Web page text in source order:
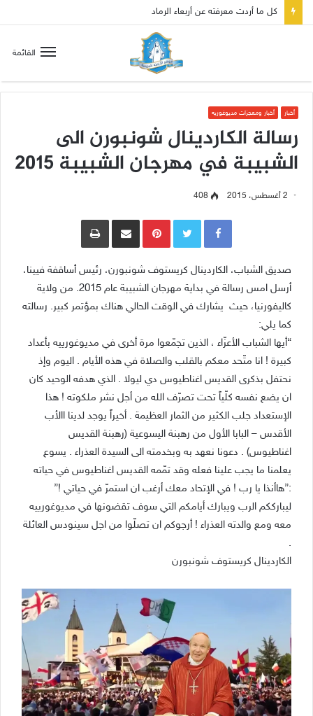
القائمة
أخبار أخبار ومعجزات مديوغوريه
رسالة الكاردينال شونبورن الى
الشبيبة في مهرجان الشبيبة 2015
2 أغسطس، 2015 408
Pinterestمشاركة عبر البريد طباعة
صديق الشباب، الكاردينال كريستوف شونبورن، رئيس أساقفة فيينا،
أرسل امس رسالة في بداية مهرجان الشبيبة عام 2015. من ولاية
كاليفورنيا، حيث يشارك في الوقت الحالي هناك بمؤتمر كبير. رسالته
كما يلي:
“أيها الشباب الأعزّاء ، الذين تجمّعوا مرة أخرى في مديوغورييه بأعداد
كبيرة ! انا متّحد معكم بالقلب والصلاة في هذه الأيام . اليوم وإذ
نحتفل بذكرى القديس اغناطيوس دي ليولا . الذي هدفه الوحيد كان
ان يضع نفسه كلّياً تحت تصرّف الله من أجل نشر ملكوته ! هذا
الإستعداد جلب الكثير من الثمار العظيمة . أخيراً يوجد لدينا االأب
الأقدس – البابا الأول من رهبنة اليسوعية (رهبنة القديس
اغناطيوس) . دعونا نعهد به وبخدمته الى السيدة العذراء . يسوع
يعلمنا ما يجب علينا فعله وقد تمّمه القديس اغناطيوس في حياته
:”هاأنذا يا رب ! في الإتحاد معك أرغب ان استمرّ في حياتي !”
ليبارككم الرب ويبارك أيامكم التي سوف تقضونها في مديوغورييه
معه ومع والدته العذراء ! أرجوكم ان تصلّوا من اجل سينودس العائلة
.
الكاردينال كريستوف شونبورن